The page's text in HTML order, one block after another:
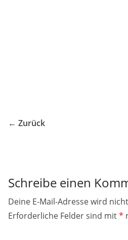
← Zurück
Schreibe einen
Deine E-Mail-Adresse wird
Erforderliche Felder sind mit*